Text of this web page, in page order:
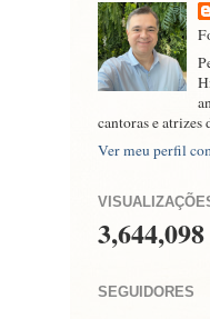
cantoras e atrizes
Ver meu perfil
3,644,098
SEGUIDORES